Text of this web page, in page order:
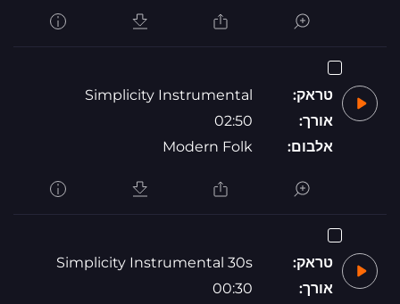
טראק:
Simplicity Instrumental
אורך:
02:50
אלבום:
Modern Folk
טראק:
Simplicity Instrumental 30s
אורך:
00:30